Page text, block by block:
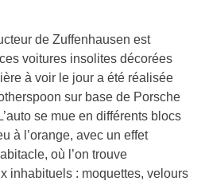
de Zuffenhausen est
voitures insolites décorées
à voir le jour a été réalisée
sur base de Porsche
se mue en différents blocs
à l’orange, avec un effet
où l’on trouve
inhabituels : moquettes, velours